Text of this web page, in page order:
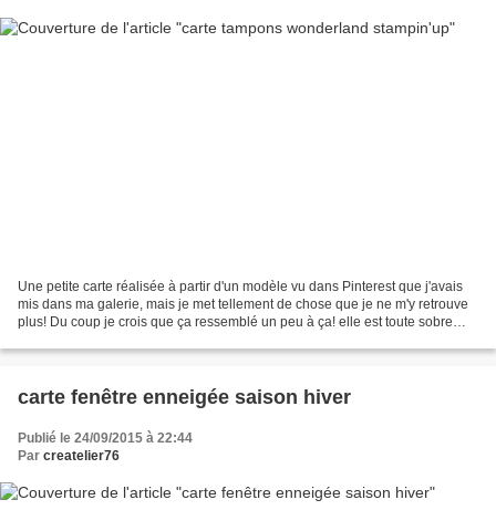
Une petite carte réalisée à partir d'un modèle vu dans Pinterest que j'avais
mis dans ma galerie, mais je met tellement de chose que je ne m'y retrouve
plus! Du coup je crois que ça ressemblé un peu à ça! elle est toute sobre
carte fenêtre enneigée saison hiver
Publié le 24/09/2015 à 22:44
Par createlier76